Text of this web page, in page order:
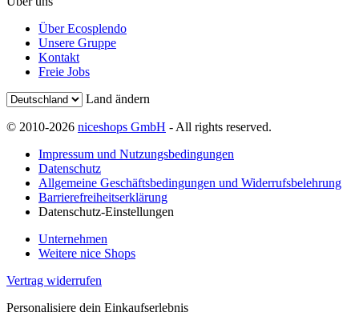
Über Ecosplendo
Unsere Gruppe
Kontakt
Freie Jobs
Land ändern
© 2010-2026 niceshops GmbH - All rights reserved.
Impressum und Nutzungsbedingungen
Datenschutz
Allgemeine Geschäftsbedingungen und Widerrufsbelehrung
Barrierefreiheitserklärung
Datenschutz-Einstellungen
Unternehmen
Weitere nice Shops
Vertrag widerrufen
Personalisiere dein Einkaufserlebnis